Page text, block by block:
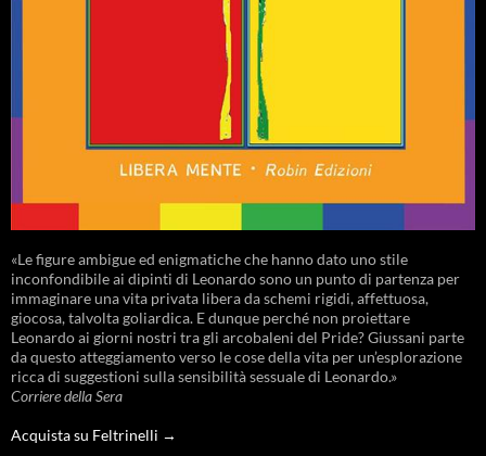
«Le figure ambigue ed enigmatiche che hanno dato uno stile
inconfondibile ai dipinti di Leonardo sono un punto di partenza per
immaginare una vita privata libera da schemi rigidi, affettuosa,
giocosa, talvolta goliardica. E dunque perché non proiettare
Leonardo ai giorni nostri tra gli arcobaleni del Pride? Giussani parte
da questo atteggiamento verso le cose della vita per un’esplorazione
ricca di suggestioni sulla sensibilità sessuale di Leonardo.»
Corriere della Sera
Acquista su Feltrinelli →